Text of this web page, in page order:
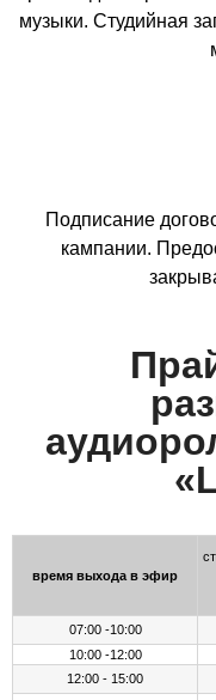
музыки. Студийная
Подписание
кампании.
время выхода в эфир
07:00 -10:00
10:00 -12:00
12:00 - 15:00